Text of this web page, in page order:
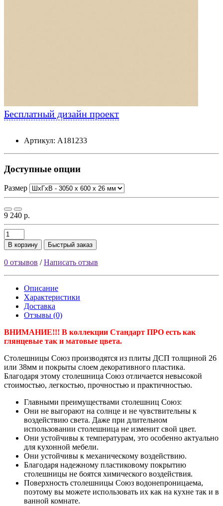
Бесплатный дизайн проект
Артикул: А181233
Доступные опции
Размер
9 240 р.
В корзину Быстрый заказ
0 отзывов /Написать отзыв
Описание
Характеристики
Доставка
Отзывы (0)
ВНИМАНИЕ!!! В коллекции Стандарт ПРО есть как
глянцевые так и матовые цвета.
Столешницы Союз производятся из плиты ДСП толщиной 26
или 38мм и покрыты слоем декоративного пластика.
Благодаря этому столешница Союз отличается невысокой
стоимостью, легкостью, прочностью и практичностью.
Главными преимуществами столешниц Союз:
Они не выгорают на солнце и не чувствительны к
воздействию света. Даже при длительном
использовании столешница не изменит свой цвет.
Они устойчивы к температурам, это особенно актуально
для кухонной мебели.
Они устойчивы к механическому воздействию.
Благодаря надежному пластиковому покрытию
столешницы не боятся химического воздействия.
Поверхность столешницы Союз водонепроницаема,
поэтому вы можете использовать их как на кухне так и в
ванной комнате.